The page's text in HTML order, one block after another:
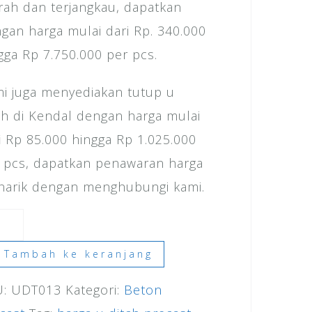
dan terjangkau, dapatkan
harga mulai dari Rp. 340.000
Rp 7.750.000 per pcs.
juga menyediakan tutup u
di Kendal dengan harga mulai
Rp 85.000 hingga Rp 1.025.000
dapatkan penawaran harga
dengan menghubungi kami.
Tambah ke keranjang
UDT013 Kategori: Beton